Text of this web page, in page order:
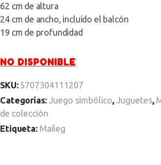
62 cm de altura
24 cm de ancho, incluido el balcón
19 cm de profundidad
NO DISPONIBLE
SKU: 5707304111207
Categorías: Juego simbólico, Juguetes,
de colección
Etiqueta: Maileg